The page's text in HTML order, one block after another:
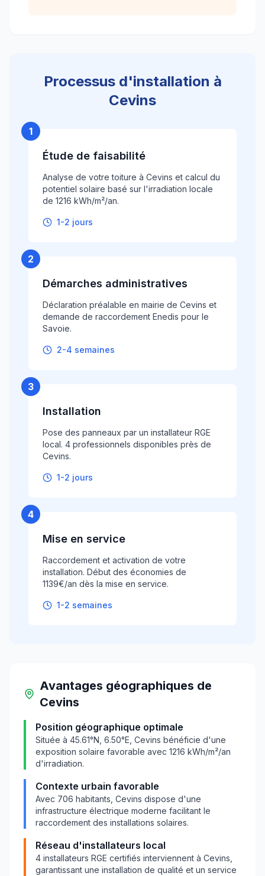
Processus d'installation à
Cevins
1
Étude de faisabilité
Analyse de votre toiture à Cevins et calcul du
potentiel solaire basé sur l'irradiation locale
de 1216 kWh/m²/an.
1-2 jours
2
Démarches administratives
Déclaration préalable en mairie de Cevins et
demande de raccordement Enedis pour le
Savoie.
2-4 semaines
3
Installation
Pose des panneaux par un installateur RGE
local. 4 professionnels disponibles près de
Cevins.
1-2 jours
4
Mise en service
Raccordement et activation de votre
installation. Début des économies de
1139€/an dès la mise en service.
1-2 semaines
Avantages géographiques de
Cevins
Position géographique optimale
Située à 45.61°N, 6.50°E, Cevins bénéficie d'une
exposition solaire favorable avec 1216 kWh/m²/an
d'irradiation.
Contexte urbain favorable
Avec 706 habitants, Cevins dispose d'une
infrastructure électrique moderne facilitant le
raccordement des installations solaires.
Réseau d'installateurs local
4 installateurs RGE certifiés interviennent à Cevins
garantissant une installation de qualité et un service